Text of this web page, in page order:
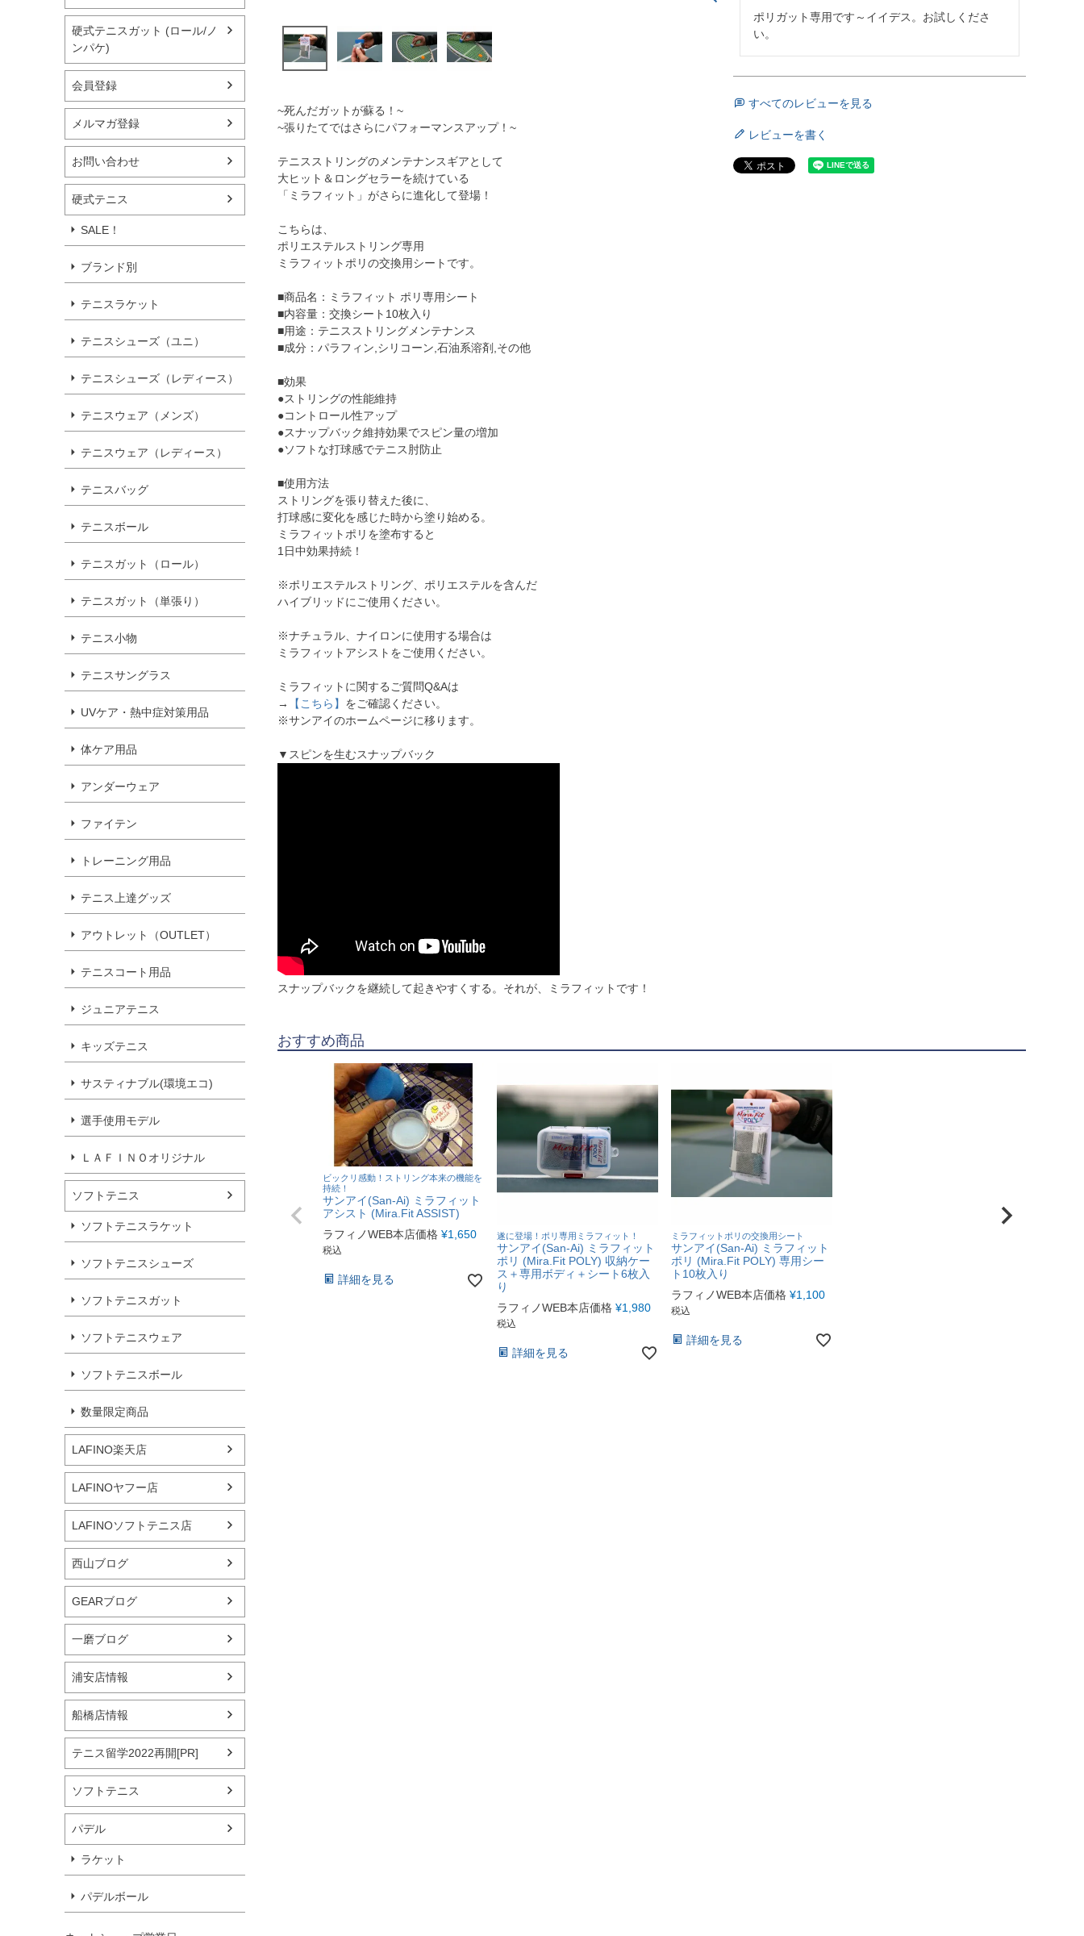
硬式テニスガット (ロール/ノ
ンパケ)
会員登録
メルマガ登録
お問い合わせ
硬式テニス
SALE！
ブランド別
テニスラケット
テニスシューズ（ユニ）
テニスシューズ（レディース）
テニスウェア（メンズ）
テニスウェア（レディース）
テニスバッグ
テニスボール
テニスガット（ロール）
テニスガット（単張り）
テニス小物
テニスサングラス
UVケア・熱中症対策用品
体ケア用品
アンダーウェア
ファイテン
トレーニング用品
テニス上達グッズ
アウトレット（OUTLET）
テニスコート用品
ジュニアテニス
キッズテニス
サスティナブル(環境エコ)
選手使用モデル
ＬＡＦＩＮＯオリジナル
ソフトテニス
ソフトテニスラケット
ソフトテニスシューズ
ソフトテニスガット
ソフトテニスウェア
ソフトテニスボール
数量限定商品
LAFINO楽天店
LAFINOヤフー店
LAFINOソフトテニス店
西山ブログ
GEARブログ
一磨ブログ
浦安店情報
船橋店情報
テニス留学2022再開[PR]
ソフトテニス
パデル
ラケット
パデルボール
~死んだガットが蘇る！~
~張りたてではさらにパフォーマンスアップ！~
テニスストリングのメンテナンスギアとして
大ヒット＆ロングセラーを続けている
「ミラフィット」がさらに進化して登場！
こちらは、
ポリエステルストリング専用
ミラフィットポリの交換用シートです。
■商品名：ミラフィット ポリ専用シート
■内容量：交換シート10枚入り
■用途：テニスストリングメンテナンス
■成分：パラフィン,シリコーン,石油系溶剤,その他
■効果
●ストリングの性能維持
●コントロール性アップ
●スナップバック維持効果でスピン量の増加
●ソフトな打球感でテニス肘防止
■使用方法
ストリングを張り替えた後に、
打球感に変化を感じた時から塗り始める。
ミラフィットポリを塗布すると
1日中効果持続！
※ポリエステルストリング、ポリエステルを含んだ
ハイブリッドにご使用ください。
※ナチュラル、ナイロンに使用する場合は
ミラフィットアシストをご使用ください。
ミラフィットに関するご質問Q&Aは
→
【こちら】 をご確認ください。
※サンアイのホームページに移ります。
▼スピンを生むスナップバック
スナップバックを継続して起きやすくする。それが、ミラフィットです！
ポリガット専用です～イイデス。お試しくださ
い。
すべてのレビューを見る
レビューを書く
おすすめ商品
ビックリ感動！ストリング本来の機能を
持続！
サンアイ(San-Ai) ミラフィット
アシスト (Mira.Fit ASSIST)
ラフィノWEB本店価格 ¥1,650
税込
詳細を見る
遂に登場！ポリ専用ミラフィット！
サンアイ(San-Ai) ミラフィット
ポリ (Mira.Fit POLY) 収納ケー
ス＋専用ボディ＋シート6枚入
り
ラフィノWEB本店価格 ¥1,980
税込
詳細を見る
ミラフィットポリの交換用シート
サンアイ(San-Ai) ミラフィット
ポリ (Mira.Fit POLY) 専用シー
ト10枚入り
ラフィノWEB本店価格 ¥1,100
税込
詳細を見る